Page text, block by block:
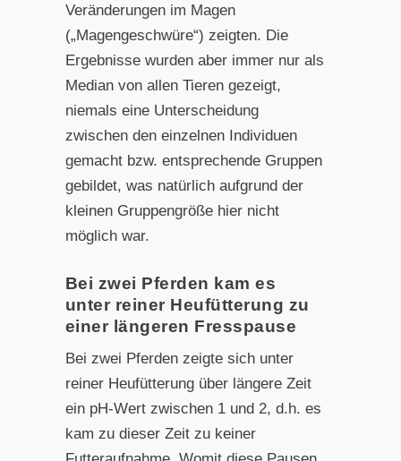
Veränderungen im Magen
(„Magengeschwüre“) zeigten. Die
Ergebnisse wurden aber immer nur als
Median von allen Tieren gezeigt,
niemals eine Unterscheidung
zwischen den einzelnen Individuen
gemacht bzw. entsprechende Gruppen
gebildet, was natürlich aufgrund der
kleinen Gruppengröße hier nicht
möglich war.
Bei zwei Pferden kam es
unter reiner Heufütterung zu
einer längeren Fresspause
Bei zwei Pferden zeigte sich unter
reiner Heufütterung über längere Zeit
ein pH-Wert zwischen 1 und 2, d.h. es
kam zu dieser Zeit zu keiner